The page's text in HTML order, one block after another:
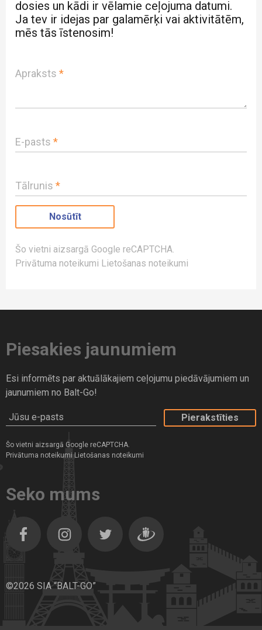
dosies un kādi ir vēlamie ceļojuma datumi.
Ja tev ir idejas par galamērķi vai aktivitātēm,
mēs tās īstenosim!
Apraksts *
E-pasts *
Tālrunis *
Šo vietni aizsargā Google reCAPTCHA.
Privātuma noteikumi Lietošanas noteikumi
Piesakies jaunumiem
Esi informēts par aktuālākajiem ceļojumu piedāvājumiem un
jaunumiem no Balt-Go!
Jūsu e-pasts
Šo vietni aizsargā Google reCAPTCHA.
Privātuma noteikumi Lietošanas noteikumi
Seko mums
©2026 SIA “BALT-GO”